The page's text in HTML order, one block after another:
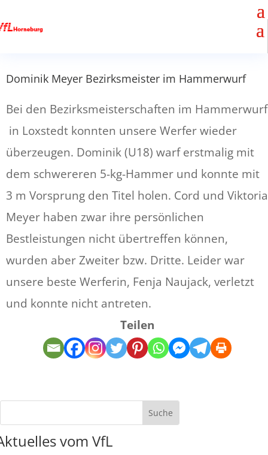
Dominik Meyer Bezirksmeister im Hammerwurf
Bei den Bezirksmeisterschaften im Hammerwurf
in Loxstedt konnten unsere Werfer wieder
überzeugen. Dominik (U18) warf erstmalig mit
dem schwereren 5-kg-Hammer und konnte mit
3 m Vorsprung den Titel holen. Cord und Viktoria
Meyer haben zwar ihre persönlichen
Bestleistungen nicht übertreffen können,
wurden aber Zweiter bzw. Dritte. Leider war
unsere beste Werferin, Fenja Naujack, verletzt
und konnte nicht antreten.
Teilen
vom VfL